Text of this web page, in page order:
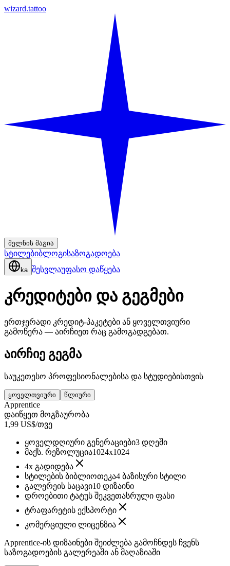
wizard.tattoo
მელნის მაგია
სტილებიბლოგისაზოგადოება
ka შესვლაუფასო დაწყება
კრედიტები და გეგმები
ერთჯერადი კრედიტ-პაკეტები ან ყოველთვიური
გამოწერა — აირჩიეთ რაც გამოგადგებათ.
აირჩიე გეგმა
საუკეთესო პროფესიონალებისა და სტუდიებისთვის
ყოველთვიური წლიური
Apprentice
დაიწყეთ მოგზაურობა
1,99 US$/თვე
ყოველდღიური გენერაციები3 დღეში
მაქს. რეზოლუცია1024x1024
4x გადიდება
სტილების ბიბლიოთეკა4 ბაზისური სტილი
გალერეის საცავი10 დიზაინი
დროებითი ტატუს შეკვეთასრული ფასი
ტრაფარეტის ექსპორტი
კომერციული ლიცენზია
Apprentice-ის დიზაინები შეიძლება გამოჩნდეს ჩვენს
საზოგადოების გალერეაში ან მაღაზიაში